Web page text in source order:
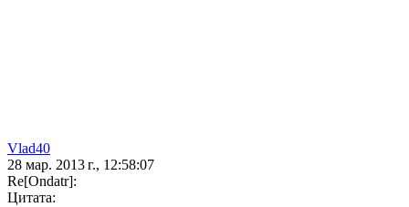
Vlad40
28 мар. 2013 г., 12:58:07
Re[Ondatr]:
Цитата: